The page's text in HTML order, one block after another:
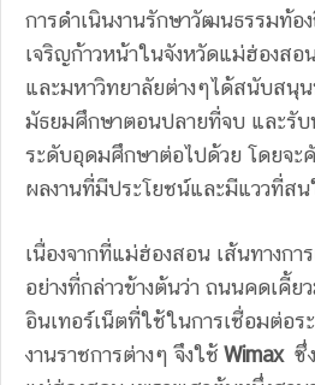
การดำเนินงานรักษาวัฒนธรรมท้
เจริญก้าวหน้าในจังหวัดแม่ฮ่องสอ
และมหาวิทยาลัยต่างๆได้สนับสนุ
มัธยมศึกษาตอนปลายที่จบ และรั
ระดับอุดมศึกษาต่อไปด้วย โดยจะ
ผลงานที่มีประโยชน์และมีแววที่สน
เนื่องจากที่แม่ฮ่องสอน เส้นทางกา
อย่างที่กล่าวข้างต้นว่า ถนนคดเคี้ย
อินเทอร์เน็ตที่ใช้ในการเชื่อมต่อร
งานราชการต่างๆ จึงใช้ Wimaxซึ่ง